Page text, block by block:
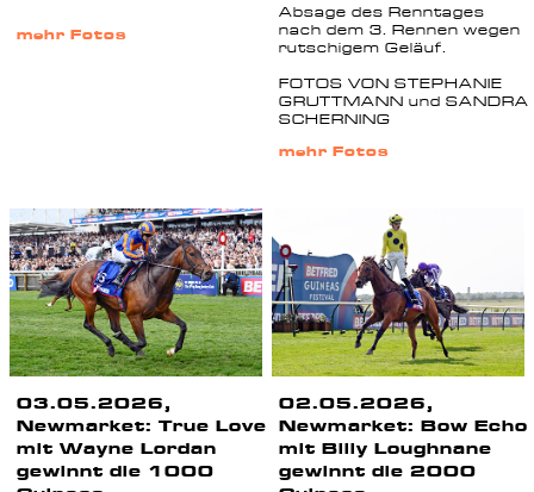
mehr Fotos
Absage des Renntages
nach dem 3. Rennen wegen
rutschigem Geläuf.
FOTOS VON STEPHANIE
GRUTTMANN und SANDRA
SCHERNING
mehr Fotos
03.05.2026,
Newmarket: True Love
mit Wayne Lordan
gewinnt die 1000
02.05.2026,
Newmarket: Bow Echo
mit Billy Loughnane
gewinnt die 2000